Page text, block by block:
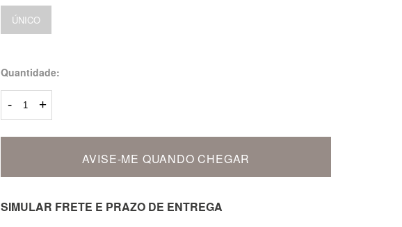
ÚNICO
Quantidade:
- +
AVISE-ME QUANDO CHEGAR
SIMULAR FRETE E PRAZO DE ENTREGA